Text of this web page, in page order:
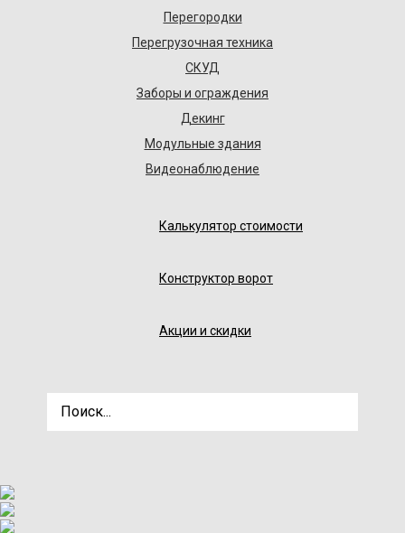
Перегородки
Перегрузочная техника
СКУД
Заборы и ограждения
Декинг
Модульные здания
Видеонаблюдение
Калькулятор стоимости
Конструктор ворот
Акции и скидки